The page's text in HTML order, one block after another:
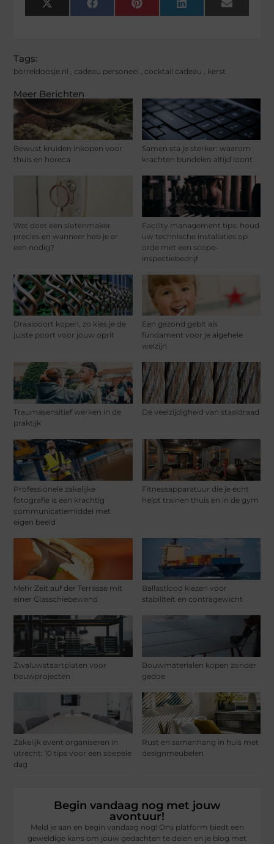
Meer Berichten
Bewust kruiden inkopen voor
thuis en horeca
Samen sta je sterker: waarom
krachten bundelen altijd loont
Wat doet een slotenmaker
precies en wanneer heb je er
een nodig?
Facility management tips: houd
uw technische installaties op
orde met een scope-
inspectiebedrijf
Draaipoort kopen, zo kies je de
juiste poort voor jouw oprit
Een gezond gebit als
fundament voor je algehele
welzijn
Traumasensitief werken in de
praktijk
De veelzijdigheid van staaldraad
Professionele zakelijke
fotografie is een krachtig
communicatiemiddel met
eigen beeld
Fitnessapparatuur die je écht
helpt trainen thuis en in de gym
Mehr Zeit auf der Terrasse mit
einer Glasschiebewand
Ballastlood kiezen voor
stabiliteit en contragewicht
Zwaluwstaartplaten voor
bouwprojecten
Bouwmaterialen kopen zonder
gedoe
Zakelijk event organiseren in
utrecht: 10 tips voor een soepele
dag
Rust en samenhang in huis met
designmeubelen
Begin vandaag nog met jouw
avontuur!
Meld je aan en begin vandaag nog! Ons platform biedt een
geweldige kans om jouw gedachten te delen en je blog met
X
(Twitter)
FacebookPinterest LinkedIn Email
Tags:
borreldoosje.nl cadeau personeel cocktail cadeau kerst